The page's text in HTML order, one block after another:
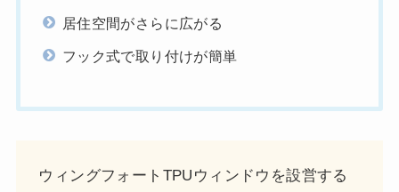
居住空間がさらに広がる
フック式で取り付けが簡単
ウィングフォートTPUウィンドウを設営する